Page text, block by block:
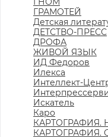
ГРАМОТЕЙ
Детская
ДЕТСТВО-ПРЕСС
ДРОФА
ЖИВОЙ ЯЗЫК
ИД Федоров
Илекса
Интеллект-
Искатель
Каро
КАРТОГРАФИЯ.
КАРТОГРАФИЯ.